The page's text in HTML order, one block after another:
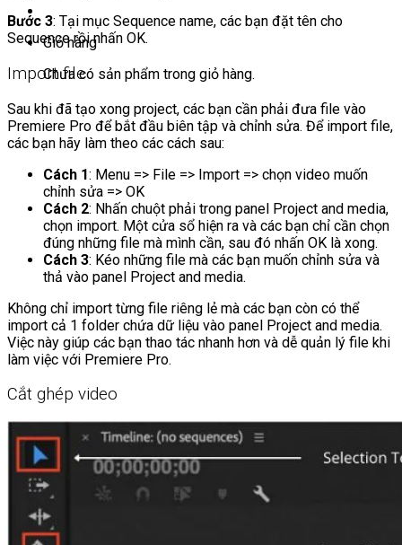
Giỏ hàng
Chưa có sản phẩm trong giỏ hàng.
Bước 3: Tại mục Sequence name, các bạn đặt tên cho
Sequence rồi nhấn OK.
Import file
Sau khi đã tạo xong project, các bạn cần phải đưa file vào
Premiere Pro để bắt đầu biên tập và chỉnh sửa. Để import file,
các bạn hãy làm theo các cách sau:
Cách 1: Menu => File => Import => chọn video muốn
chỉnh sửa => OK
Cách 2: Nhấn chuột phải trong panel Project and media,
chọn import. Một cửa sổ hiện ra và các bạn chỉ cần chọn
đúng những file mà mình cần, sau đó nhấn OK là xong.
Cách 3: Kéo những file mà các bạn muốn chỉnh sửa và
thả vào panel Project and media.
Không chỉ import từng file riêng lẻ mà các bạn còn có thể
import cả 1 folder chứa dữ liệu vào panel Project and media.
Việc này giúp các bạn thao tác nhanh hơn và dễ quản lý file khi
làm việc với Premiere Pro.
Cắt ghép video